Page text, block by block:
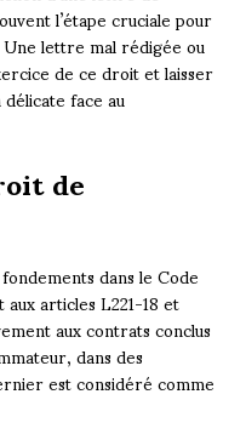
l’étape cruciale pour
lettre mal rédigée ou
de ce droit et laisser
face au
de
dans le Code
articles L221-18 et
aux contrats conclus
dans des
est considéré comme